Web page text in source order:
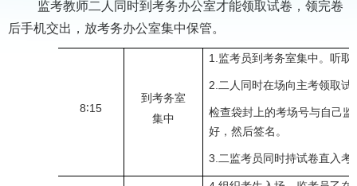
监考教师二人同时到考务办公室才能领取试卷，领完卷
后手机交出，放考务办公室集中保管。
8∶15
到考务室
集中
1. 监考员到考务室集中。听
2. 二人同时在场向主考领取
检查袋封上的考场号与自己
好，然后签名。
3. 二监考员同时持试卷直入考